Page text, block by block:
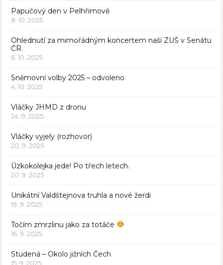
Papučový den v Pelhřimově
8. 10. 2025
Ohlednutí za mimořádným koncertem naší ZUŠ v Senátu
ČR.
6. 10. 2025
Sněmovní volby 2025 – odvoleno
4. 10. 2025
Vláčky JHMD z dronu
24. 9. 2025
Vláčky vyjely (rozhovor)
20. 9. 2025
Úzkokolejka jede! Po třech letech.
20. 9. 2025
Unikátní Valdštejnova truhla a nové žerdi
19. 9. 2025
Točím zmrzlinu jako za totáče
16. 9. 2025
Studená – Okolo jižních Čech
15. 9. 2025